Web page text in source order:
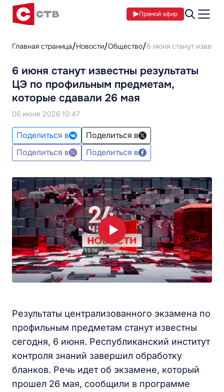
Прямой эфир
Главная страница Новости Общество 6 июня станут
6 июня станут известны результаты
ЦЭ по профильным предметам,
которые сдавали 26 мая
06 июня 2026 10:47
Поделиться в
Поделиться в
Поделиться в
Поделиться в
Результаты централизованного экзамена по
профильным предметам станут известны
сегодня, 6 июня. Республиканский институт
контроля знаний завершил обработку
бланков. Речь идет об экзамене, который
прошел 26 мая, сообщили в программе